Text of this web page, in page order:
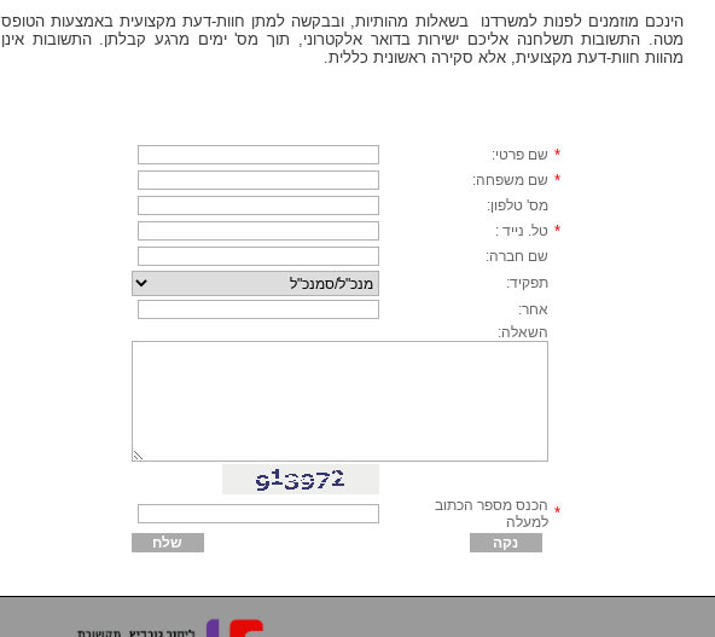
הינכם מוזמנים לפנות למשרדנו בשאלות מהותיות, ובבקשה למתן חוות-דעת מקצועית באמצעות הטופס
מטה. התשובות תשלחנה אליכם ישירות בדואר אלקטרוני, תוך מס' ימים מרגע קבלתן. התשובות אינן
מהוות חוות-דעת מקצועית, אלא סקירה ראשונית כללית.
* שם פרטי:
* שם משפחה:
מס' טלפון:
* טל. נייד :
שם חברה:
תפקיד:
אחר:
השאלה:
* הכנס מספר הכתוב
למעלה